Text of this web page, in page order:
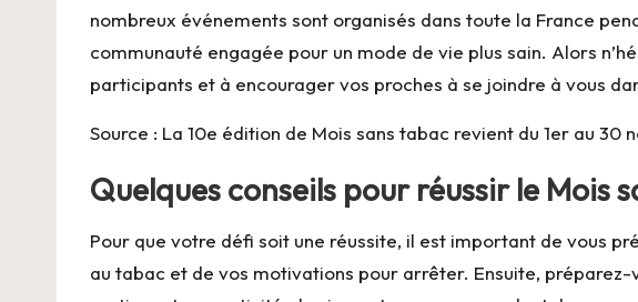
nombreux événements sont organisés dans toute la France
communauté engagée pour un mode de vie plus sain. Alors
participants et à encourager vos proches à se joindre à vous
Source : La 10e édition de Mois sans tabac revient du 1er au 30
Quelques conseils pour réussir le Mois
Pour que votre défi soit une réussite, il est important de vous
au tabac et de vos motivations pour arrêter. Ensuite,